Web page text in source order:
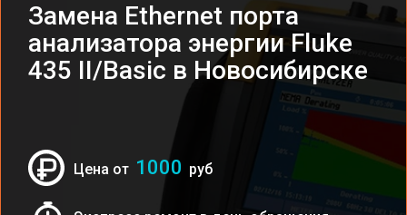
Замена Ethernet порта
анализатора энергии Fluke
435 II/Basic в Новосибирске
Цена от 1000 руб